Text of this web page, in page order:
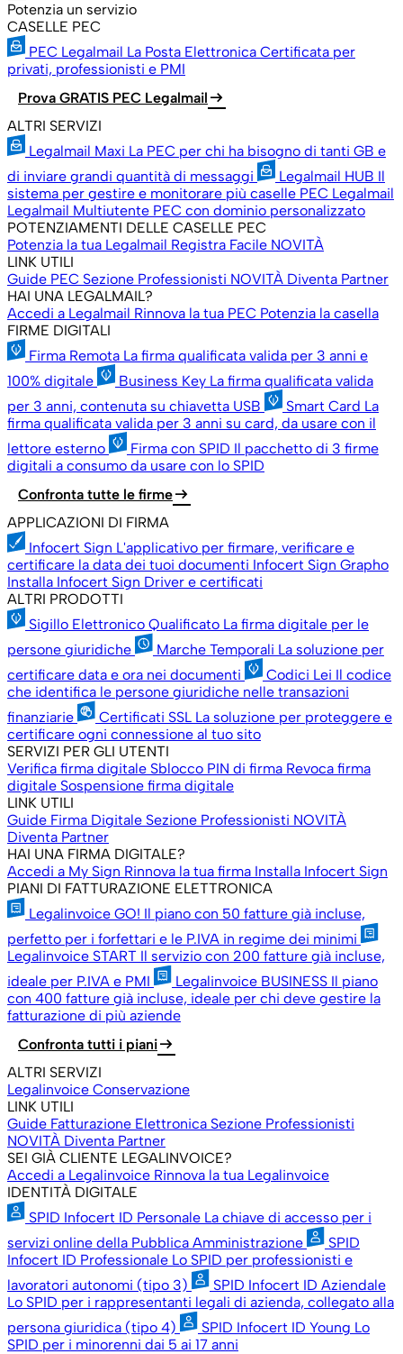
Potenzia un servizio
CASELLE PEC
PEC Legalmail La Posta Elettronica Certificata per
privati, professionisti e PMI
Prova GRATIS PEC Legalmail arrow_right_alt
ALTRI SERVIZI
Legalmail Maxi La PEC per chi ha bisogno di tanti GB e
di inviare grandi quantità di messaggi
Legalmail HUB Il
sistema per gestire e monitorare più caselle PEC Legalmail
Legalmail Multiutente PEC con dominio personalizzato
POTENZIAMENTI DELLE CASELLE PEC
Potenzia la tua Legalmail Registra Facile NOVITÀ
LINK UTILI
Guide PEC Sezione Professionisti NOVITÀ Diventa Partner
HAI UNA LEGALMAIL?
Accedi a Legalmail Rinnova la tua PEC Potenzia la casella
FIRME DIGITALI
Firma Remota La firma qualificata valida per 3 anni e
100% digitale
Business Key La firma qualificata valida
per 3 anni, contenuta su chiavetta USB
Smart Card La
firma qualificata valida per 3 anni su card, da usare con il
lettore esterno
Firma con SPID Il pacchetto di 3 firme
digitali a consumo da usare con lo SPID
Confronta tutte le firmearrow_right_alt
APPLICAZIONI DI FIRMA
Infocert Sign L'applicativo per firmare, verificare e
certificare la data dei tuoi documenti Infocert Sign Grapho
Installa Infocert Sign Driver e certificati
ALTRI PRODOTTI
Sigillo Elettronico Qualificato La firma digitale per le
persone giuridiche
Marche Temporali La soluzione per
certificare data e ora nei documenti
Codici Lei Il codice
che identifica le persone giuridiche nelle transazioni
finanziarie
Certificati SSL La soluzione per proteggere e
certificare ogni connessione al tuo sito
SERVIZI PER GLI UTENTI
Verifica firma digitale Sblocco PIN di firma Revoca firma
digitale Sospensione firma digitale
LINK UTILI
Guide Firma Digitale Sezione Professionisti NOVITÀ
Diventa Partner
HAI UNA FIRMA DIGITALE?
Accedi a My Sign Rinnova la tua firma Installa Infocert Sign
PIANI DI FATTURAZIONE ELETTRONICA
Legalinvoice GO! Il piano con 50 fatture già incluse,
perfetto per i forfettari e le P.IVA in regime dei minimi
Legalinvoice START Il servizio con 200 fatture già incluse,
ideale per P.IVA e PMI
Legalinvoice BUSINESS Il piano
con 400 fatture già incluse, ideale per chi deve gestire la
fatturazione di più aziende
Confronta tutti i pianiarrow_right_alt
ALTRI SERVIZI
Legalinvoice Conservazione
LINK UTILI
Guide Fatturazione Elettronica Sezione Professionisti
NOVITÀ Diventa Partner
SEI GIÀ CLIENTE LEGALINVOICE?
Accedi a Legalinvoice Rinnova la tua Legalinvoice
IDENTITÀ DIGITALE
SPID Infocert ID Personale La chiave di accesso per i
servizi online della Pubblica Amministrazione
SPID
Infocert ID Professionale Lo SPID per professionisti e
lavoratori autonomi (tipo 3)
SPID Infocert ID Aziendale
Lo SPID per i rappresentanti legali di azienda, collegato alla
persona giuridica (tipo 4)
SPID Infocert ID Young Lo
SPID per i minorenni dai 5 ai 17 anni